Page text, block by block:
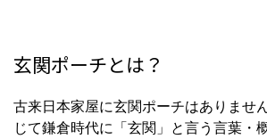
玄関ポーチとは？
古来日本家屋に玄関ポーチはありませ
じて鎌倉時代に「玄関」と言う言葉・